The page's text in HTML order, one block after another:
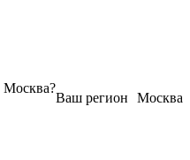
Москва
Ваш регион
Москва?